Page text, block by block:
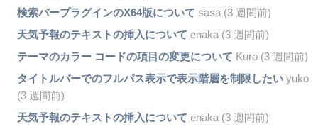
検索バープラグインのX64版について sasa (3 週間前)
天気予報のテキストの挿入について enaka (3 週間前)
テーマのカラー コードの項目の変更について Kuro (3 週間前)
タイトルバーでのフルパス表示で表示階層を制限したいyuko
(3 週間前)
天気予報のテキストの挿入について enaka (3 週間前)